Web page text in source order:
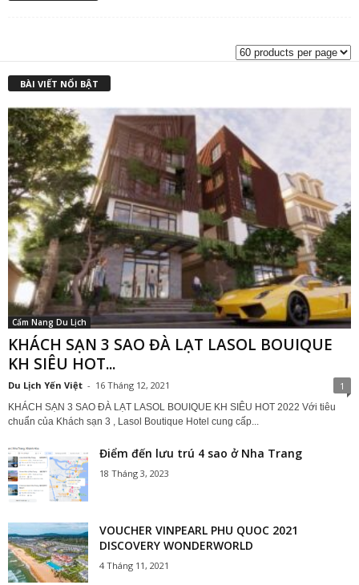
BÀI VIẾT NỔI BẬT
Cẩm Nang Du Lịch
KHÁCH SẠN 3 SAO ĐÀ LẠT LASOL BOUIQUE
KH SIÊU HOT...
Du Lịch Yến Việt - 16 Tháng 12, 2021 1
KHÁCH SẠN 3 SAO ĐÀ LẠT LASOL BOUIQUE KH SIÊU HOT 2022 Với tiêu
chuẩn của Khách sạn 3 , Lasol Boutique Hotel cung cấp...
Điểm đến lưu trú 4 sao ở Nha Trang
18 Tháng 3, 2023
VOUCHER VINPEARL PHU QUOC 2021
DISCOVERY WONDERWORLD
4 Tháng 11, 2021